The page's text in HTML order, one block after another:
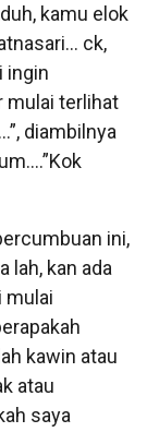
kamu elok
ck,
ingin
mulai terlihat
diambilnya
ini,
lah, kan ada
mulai
kawin atau
atau
saya